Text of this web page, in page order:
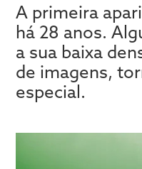
A primeira
há 28 anos.
a sua baixa
de imagens,
especial.